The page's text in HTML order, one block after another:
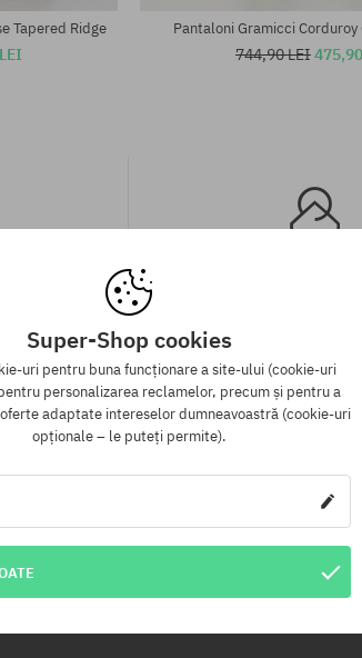
Tapered Ridge
S; XL
Pantaloni Gramicci
744,90 LEI
RON
prin
ale căror
indiferent
Garanția celui mai
Avem cele mai bune prețuri,
același produs într-un alt e-
mai mic - reducem prețul,
Super-Shop cookies
uri pentru buna funcționare a site-ului (cookie-uri
personalizarea reclamelor, precum și pentru a
adaptate intereselor dumneavoastră (cookie-uri
opționale – le puteți permite).